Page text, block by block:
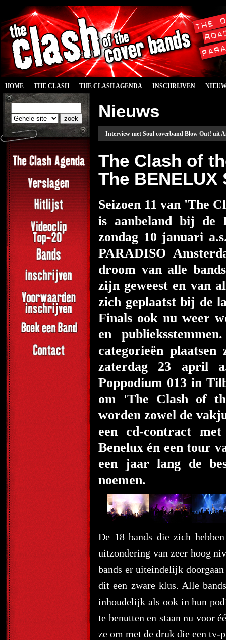
HOME THE CLASH THE CLASH AGENDA INSCHRIJVEN
Nieuws
Interview met Soul coverband Blow Out! uit
The Clash of
The BENELUX
Seizoen 11 van 'The
is aanbeland bij de
zondag 10 januari
PARADISO
droom van alle
zijn geweest en van
zich geplaatst bij de
Finals ook nu weer
en
categorieën
zaterdag 23 april
Poppodium 013 in
om 'The Clash of
worden zowel de
een cd-contract
Benelux én een tour
een jaar lang de
noemen.
De 18 bands die zich
uitzondering van zeer hoog
bands er uiteindelijk
dit een zware klus. Alle
inhoudelijk als ook in hun
te benutten en staan nu voor
ze om met de druk die een